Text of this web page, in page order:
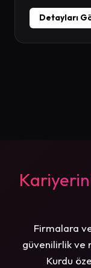
Detayları
Firmalara
güvenilirlik ve
Kurdu